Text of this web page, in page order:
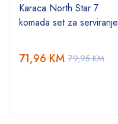
Karaca North Star 7
komada set za serviranje
79,95KM
71,96 KM